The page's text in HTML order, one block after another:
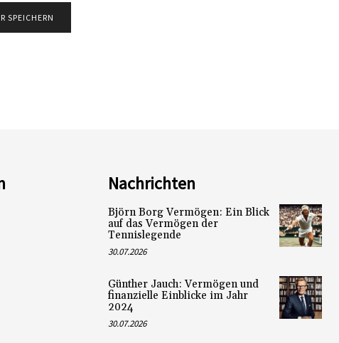
Nachrichten
Björn Borg Vermögen: Ein Blick
auf das Vermögen der
Tennislegende
30.07.2026
Günther Jauch: Vermögen und
finanzielle Einblicke im Jahr
2024
30.07.2026